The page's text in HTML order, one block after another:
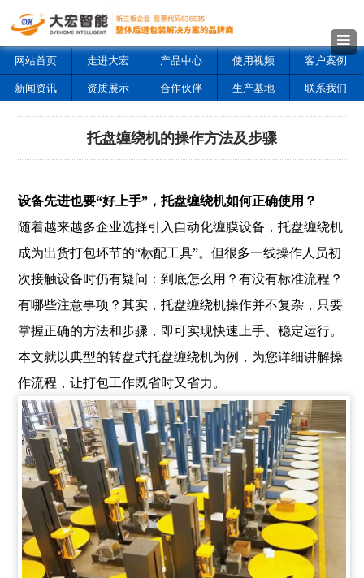
网站首页 走进大宏 产品中心 使用视频 客户案例
新闻资讯 资质展示 合作伙伴 生产基地 联系我们
托盘缠绕机的操作方法及步骤
设备先进也要“好上手”，托盘缠绕机如何正确使用？
随着越来越多企业选择引入自动化缠膜设备，托盘缠绕机
成为出货打包环节的“标配工具”。但很多一线操作人员初
次接触设备时仍有疑问：到底怎么用？有没有标准流程？
有哪些注意事项？其实，托盘缠绕机操作并不复杂，只要
掌握正确的方法和步骤，即可实现快速上手、稳定运行。
本文就以典型的转盘式托盘缠绕机为例，为您详细讲解操
作流程，让打包工作既省时又省力。